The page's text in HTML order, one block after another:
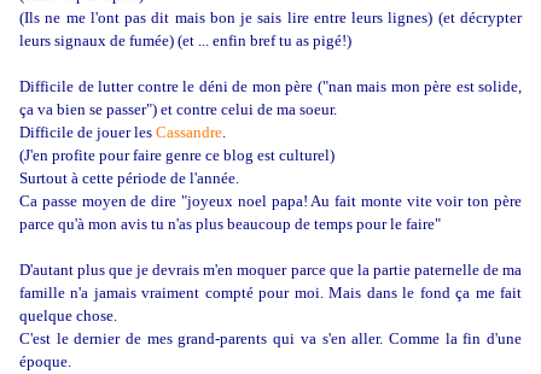
(Ils ne me l'ont pas dit mais bon je sais lire entre leurs lignes) (et décrypter
leurs signaux de fumée) (et ... enfin bref tu as pigé!)
Difficile de lutter contre le déni de mon père ("nan mais mon père est solide,
ça va bien se passer") et contre celui de ma soeur.
Difficile de jouer les Cassandre.
(J'en profite pour faire genre ce blog est culturel)
Surtout à cette période de l'année.
Ca passe moyen de dire "joyeux noel papa! Au fait monte vite voir ton père
parce qu'à mon avis tu n'as plus beaucoup de temps pour le faire"
D'autant plus que je devrais m'en moquer parce que la partie paternelle de ma
famille n'a jamais vraiment compté pour moi. Mais dans le fond ça me fait
quelque chose.
C'est le dernier de mes grand-parents qui va s'en aller. Comme la fin d'une
époque.